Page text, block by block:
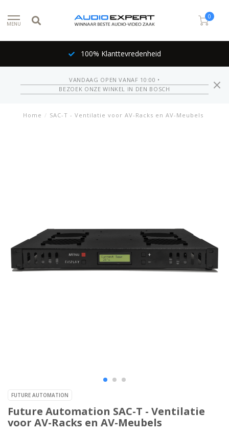
MENU
0
100% Klanttevredenheid
VANDAAG OPEN VANAF 10:00 •
BEZOEK ONZE WINKEL IN DEN BOSCH
Home / SAC-T - Ventilatie voor AV-Racks en AV-Meubels
FUTURE AUTOMATION
Future Automation SAC-T - Ventilatie
voor AV-Racks en AV-Meubels